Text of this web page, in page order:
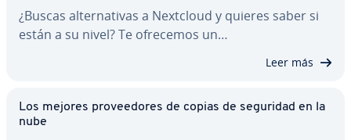
¿Buscas al­te­r­na­ti­vas a Nextcloud y quieres saber si
están a su nivel? Te ofrecemos un…
Leer más
Los mejores pro­vee­do­res de copias de seguridad en la
nube